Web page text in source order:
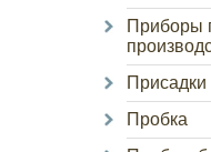
Приборы
Пробка